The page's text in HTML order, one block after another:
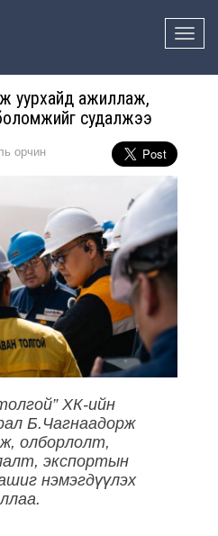
Toggle
уурхайд ажиллаж,
судалжээ
орчин
ХК-ийн
Б.Чагнаадорж
олборлолт,
экспортын
нэмэгдүүлэх